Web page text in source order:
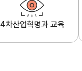
4차산업혁명과 교육